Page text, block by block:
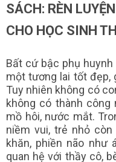
SÁCH: RÈN
CHO HỌC SINH
Bất cứ bậc phụ
một tương lai tốt đẹp,
Tuy nhiên không có
không có thành công
mồ hôi, nước mắt.
niềm vui, trẻ nhỏ
khăn, phiền não như
quan hệ với thầy cô,